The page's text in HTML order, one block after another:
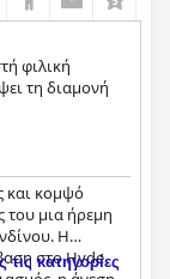
φιλική
τη διαμονή
και κομψό
του μια ήρεμη
Η
στο Hyde
τις κατηγορίες